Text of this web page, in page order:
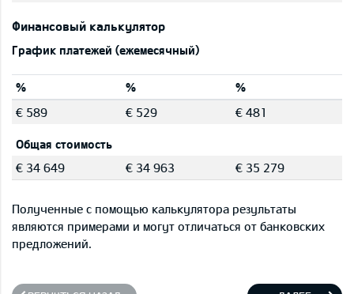
Финансовый калькулятор
График платежей (ежемесячный)
% %
%
€ 589
€ 529 € 481
Общая стоимость
€ 34 649
€ 34 963 € 35 279
Полученные с помощью калькулятора результаты
являются примерами и могут отличаться от банковских
предложений.